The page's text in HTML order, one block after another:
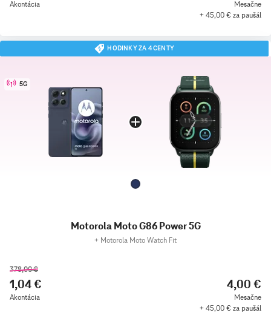
Akontácia
Mesačne
+ 45,00 € za paušál
HODINKY ZA 4 CENTY
5G
Motorola Moto G86 Power 5G
+ Motorola Moto Watch Fit
378,00 €
1,04 €
Akontácia
4,00 €
Mesačne
+ 45,00 € za paušál